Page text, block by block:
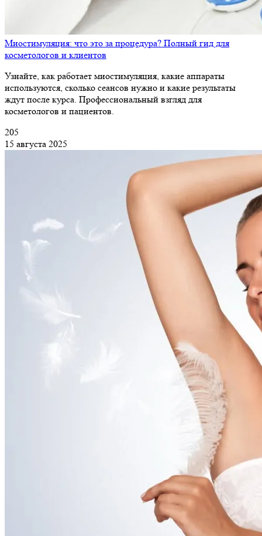
Миостимуляция: что это за процедура? Полный гид для
косметологов и клиентов
Узнайте, как работает миостимуляция, какие аппараты
используются, сколько сеансов нужно и какие результаты
ждут после курса. Профессиональный взгляд для
косметологов и пациентов.
205
15 августа 2025